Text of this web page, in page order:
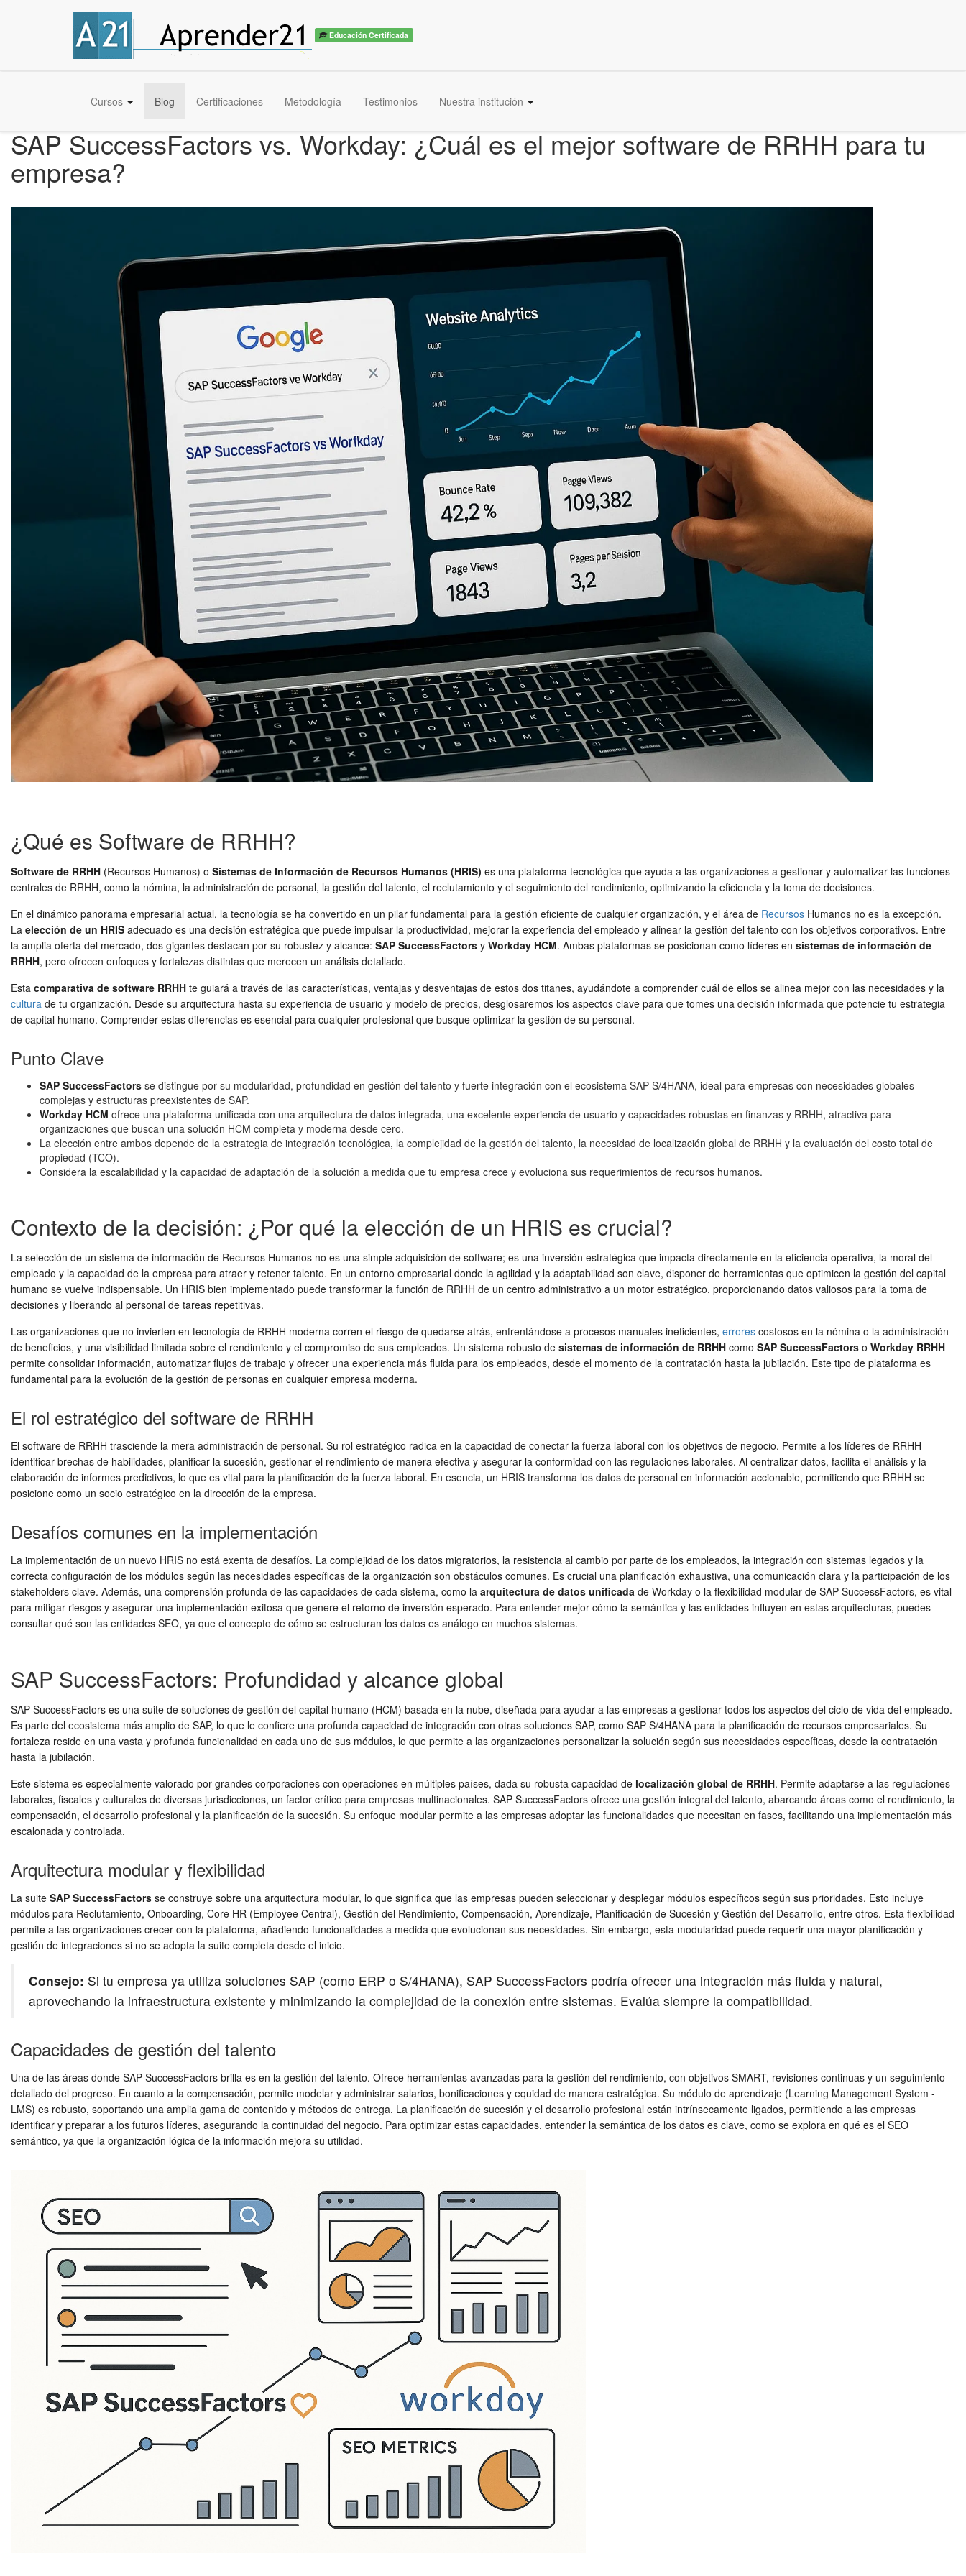
Educación Certificada
Cursos Blog Certificaciones Metodología Testimonios Nuestra institución
SAP SuccessFactors vs. Workday: ¿Cuál es el mejor software de RRHH para tu
empresa?
¿Qué es Software de RRHH?
Software de RRHH (Recursos Humanos) o Sistemas de Información de Recursos Humanos (HRIS) es una plataforma tecnológica que ayuda a las organizaciones a gestionar y automatizar las funciones
centrales de RRHH, como la nómina, la administración de personal, la gestión del talento, el reclutamiento y el seguimiento del rendimiento, optimizando la eficiencia y la toma de decisiones.
En el dinámico panorama empresarial actual, la tecnología se ha convertido en un pilar fundamental para la gestión eficiente de cualquier organización, y el área de Recursos Humanos no es la excepción.
La elección de un HRIS adecuado es una decisión estratégica que puede impulsar la productividad, mejorar la experiencia del empleado y alinear la gestión del talento con los objetivos corporativos. Entre
la amplia oferta del mercado, dos gigantes destacan por su robustez y alcance: SAP SuccessFactors y Workday HCM. Ambas plataformas se posicionan como líderes en sistemas de información de
RRHH, pero ofrecen enfoques y fortalezas distintas que merecen un análisis detallado.
Esta comparativa de software RRHH te guiará a través de las características, ventajas y desventajas de estos dos titanes, ayudándote a comprender cuál de ellos se alinea mejor con las necesidades y la
cultura de tu organización. Desde su arquitectura hasta su experiencia de usuario y modelo de precios, desglosaremos los aspectos clave para que tomes una decisión informada que potencie tu estrategia
de capital humano. Comprender estas diferencias es esencial para cualquier profesional que busque optimizar la gestión de su personal.
Punto Clave
SAP SuccessFactors se distingue por su modularidad, profundidad en gestión del talento y fuerte integración con el ecosistema SAP S/4HANA, ideal para empresas con necesidades globales
complejas y estructuras preexistentes de SAP.
Workday HCM ofrece una plataforma unificada con una arquitectura de datos integrada, una excelente experiencia de usuario y capacidades robustas en finanzas y RRHH, atractiva para
organizaciones que buscan una solución HCM completa y moderna desde cero.
La elección entre ambos depende de la estrategia de integración tecnológica, la complejidad de la gestión del talento, la necesidad de localización global de RRHH y la evaluación del costo total de
propiedad (TCO).
Considera la escalabilidad y la capacidad de adaptación de la solución a medida que tu empresa crece y evoluciona sus requerimientos de recursos humanos.
Contexto de la decisión: ¿Por qué la elección de un HRIS es crucial?
La selección de un sistema de información de Recursos Humanos no es una simple adquisición de software; es una inversión estratégica que impacta directamente en la eficiencia operativa, la moral del
empleado y la capacidad de la empresa para atraer y retener talento. En un entorno empresarial donde la agilidad y la adaptabilidad son clave, disponer de herramientas que optimicen la gestión del capital
humano se vuelve indispensable. Un HRIS bien implementado puede transformar la función de RRHH de un centro administrativo a un motor estratégico, proporcionando datos valiosos para la toma de
decisiones y liberando al personal de tareas repetitivas.
Las organizaciones que no invierten en tecnología de RRHH moderna corren el riesgo de quedarse atrás, enfrentándose a procesos manuales ineficientes, errores costosos en la nómina o la administración
de beneficios, y una visibilidad limitada sobre el rendimiento y el compromiso de sus empleados. Un sistema robusto de sistemas de información de RRHH como SAP SuccessFactors o Workday RRHH
permite consolidar información, automatizar flujos de trabajo y ofrecer una experiencia más fluida para los empleados, desde el momento de la contratación hasta la jubilación. Este tipo de plataforma es
fundamental para la evolución de la gestión de personas en cualquier empresa moderna.
El rol estratégico del software de RRHH
El software de RRHH trasciende la mera administración de personal. Su rol estratégico radica en la capacidad de conectar la fuerza laboral con los objetivos de negocio. Permite a los líderes de RRHH
identificar brechas de habilidades, planificar la sucesión, gestionar el rendimiento de manera efectiva y asegurar la conformidad con las regulaciones laborales. Al centralizar datos, facilita el análisis y la
elaboración de informes predictivos, lo que es vital para la planificación de la fuerza laboral. En esencia, un HRIS transforma los datos de personal en información accionable, permitiendo que RRHH se
posicione como un socio estratégico en la dirección de la empresa.
Desafíos comunes en la implementación
La implementación de un nuevo HRIS no está exenta de desafíos. La complejidad de los datos migratorios, la resistencia al cambio por parte de los empleados, la integración con sistemas legados y la
correcta configuración de los módulos según las necesidades específicas de la organización son obstáculos comunes. Es crucial una planificación exhaustiva, una comunicación clara y la participación de los
stakeholders clave. Además, una comprensión profunda de las capacidades de cada sistema, como la arquitectura de datos unificada de Workday o la flexibilidad modular de SAP SuccessFactors, es vital
para mitigar riesgos y asegurar una implementación exitosa que genere el retorno de inversión esperado. Para entender mejor cómo la semántica y las entidades influyen en estas arquitecturas, puedes
consultar qué son las entidades SEO, ya que el concepto de cómo se estructuran los datos es análogo en muchos sistemas.
SAP SuccessFactors: Profundidad y alcance global
SAP SuccessFactors es una suite de soluciones de gestión del capital humano (HCM) basada en la nube, diseñada para ayudar a las empresas a gestionar todos los aspectos del ciclo de vida del empleado.
Es parte del ecosistema más amplio de SAP, lo que le confiere una profunda capacidad de integración con otras soluciones SAP, como SAP S/4HANA para la planificación de recursos empresariales. Su
fortaleza reside en una vasta y profunda funcionalidad en cada uno de sus módulos, lo que permite a las organizaciones personalizar la solución según sus necesidades específicas, desde la contratación
hasta la jubilación.
Este sistema es especialmente valorado por grandes corporaciones con operaciones en múltiples países, dada su robusta capacidad de localización global de RRHH. Permite adaptarse a las regulaciones
laborales, fiscales y culturales de diversas jurisdicciones, un factor crítico para empresas multinacionales. SAP SuccessFactors ofrece una gestión integral del talento, abarcando áreas como el rendimiento, la
compensación, el desarrollo profesional y la planificación de la sucesión. Su enfoque modular permite a las empresas adoptar las funcionalidades que necesitan en fases, facilitando una implementación más
escalonada y controlada.
Arquitectura modular y flexibilidad
La suite SAP SuccessFactors se construye sobre una arquitectura modular, lo que significa que las empresas pueden seleccionar y desplegar módulos específicos según sus prioridades. Esto incluye
módulos para Reclutamiento, Onboarding, Core HR (Employee Central), Gestión del Rendimiento, Compensación, Aprendizaje, Planificación de Sucesión y Gestión del Desarrollo, entre otros. Esta flexibilidad
permite a las organizaciones crecer con la plataforma, añadiendo funcionalidades a medida que evolucionan sus necesidades. Sin embargo, esta modularidad puede requerir una mayor planificación y
gestión de integraciones si no se adopta la suite completa desde el inicio.
Consejo: Si tu empresa ya utiliza soluciones SAP (como ERP o S/4HANA), SAP SuccessFactors podría ofrecer una integración más fluida y natural,
aprovechando la infraestructura existente y minimizando la complejidad de la conexión entre sistemas. Evalúa siempre la compatibilidad.
Capacidades de gestión del talento
Una de las áreas donde SAP SuccessFactors brilla es en la gestión del talento. Ofrece herramientas avanzadas para la gestión del rendimiento, con objetivos SMART, revisiones continuas y un seguimiento
detallado del progreso. En cuanto a la compensación, permite modelar y administrar salarios, bonificaciones y equidad de manera estratégica. Su módulo de aprendizaje (Learning Management System -
LMS) es robusto, soportando una amplia gama de contenido y métodos de entrega. La planificación de sucesión y el desarrollo profesional están intrínsecamente ligados, permitiendo a las empresas
identificar y preparar a los futuros líderes, asegurando la continuidad del negocio. Para optimizar estas capacidades, entender la semántica de los datos es clave, como se explora en qué es el SEO
semántico, ya que la organización lógica de la información mejora su utilidad.